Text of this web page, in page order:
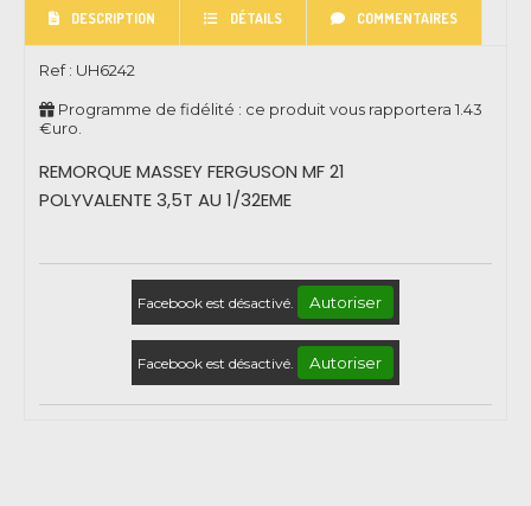
DESCRIPTION DÉTAILS COMMENTAIRES
Ref : UH6242
Programme de fidélité : ce produit vous rapportera 1.43
€uro.
REMORQUE MASSEY FERGUSON MF 21
POLYVALENTE 3,5T AU 1/32EME
Facebook est désactivé. Autoriser
Facebook est désactivé. Autoriser